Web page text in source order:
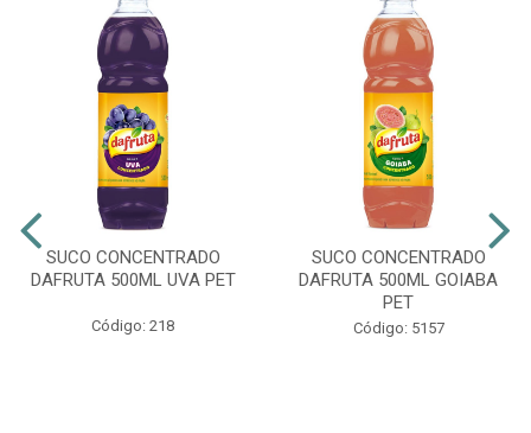
SUCO CONCENTRADO
DAFRUTA 500ML UVA PET
Código: 218
SUCO CONCENTRADO
DAFRUTA 500ML GOIABA
PET
Código: 5157